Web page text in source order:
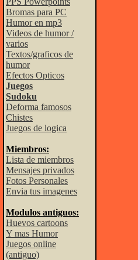
Bromas para PC
Humor en mp3
Videos de humor /
varios
Textos/graficos de
humor
Efectos Opticos
Juegos
Sudoku
Deforma famosos
Chistes
Juegos de logica
Miembros:
Lista de miembros
Mensajes privados
Fotos Personales
Envia tus imagenes
Modulos antiguos:
Huevos cartoons
Y mas Humor
Juegos online
(antiguo)